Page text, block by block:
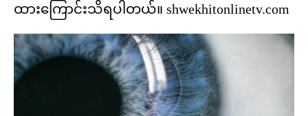
ထားကြောင်းသိရပါတယ်။ shwekhitonlinetv.com